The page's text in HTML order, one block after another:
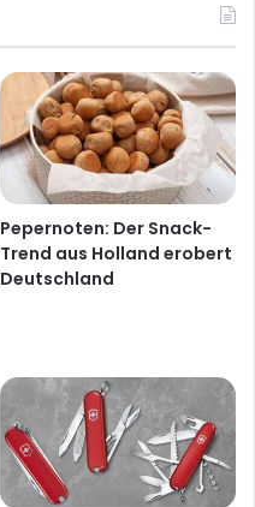
Pepernoten: Der Snack-
Trend aus Holland erobert
Deutschland